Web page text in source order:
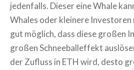
jedenfalls. Dieser eine Whale
Whales oder kleinere Investoren
gut möglich, dass diese großen
großen Schneeballeffekt
der Zufluss in ETH wird, desto